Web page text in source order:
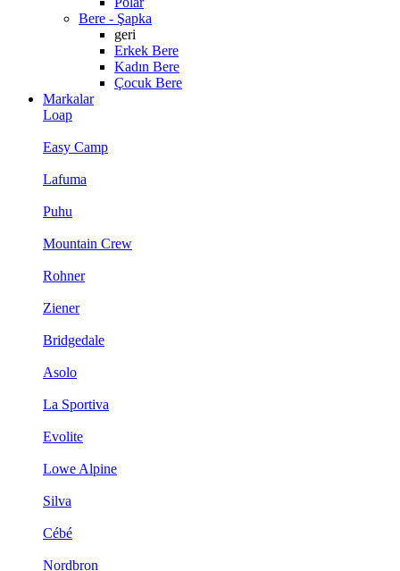
Bere - Şapka
geri
Erkek Bere
Kadın Bere
Çocuk Bere
Markalar
Loap
Easy Camp
Lafuma
Puhu
Mountain Crew
Rohner
Ziener
Bridgedale
Asolo
La Sportiva
Evolite
Lowe Alpine
Silva
Cébé
Nordbron